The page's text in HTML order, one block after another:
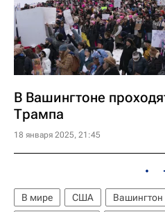
В Вашингтоне
Трампа
18 января 2025, 21:45
В мире США Вашингтон